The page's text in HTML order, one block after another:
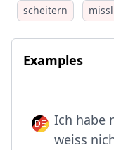
scheitern
Examples
Ich habe
weiss